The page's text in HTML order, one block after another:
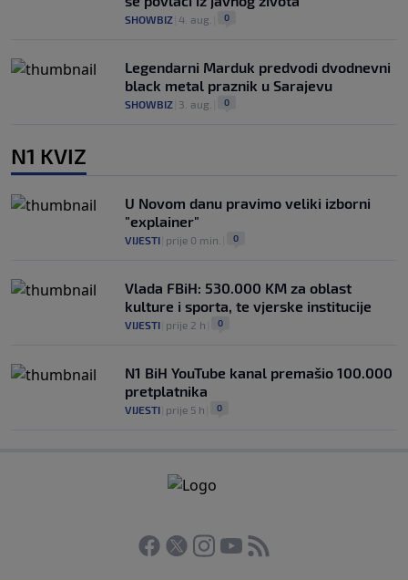
SHOWBIZ 4. aug. 0
Legendarni Marduk predvodi dvodnevni
black metal praznik u Sarajevu
SHOWBIZ 3. aug. 0
N1 KVIZ
U Novom danu pravimo veliki izborni
"explainer"
VIJESTI prije 0 min. 0
Vlada FBiH: 530.000 KM za oblast
kulture i sporta, te vjerske institucije
VIJESTI prije 2 h 0
N1 BiH YouTube kanal premašio 100.000
pretplatnika
VIJESTI prije 5 h 0